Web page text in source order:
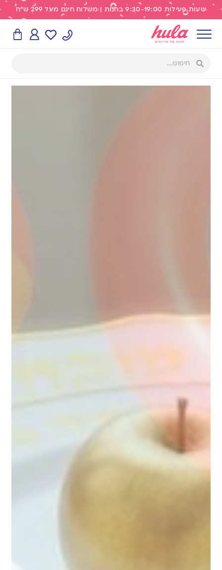
שעות פעילות 9:30-19:00 בחנות | משלוח חינם מעל 299 ש"ח